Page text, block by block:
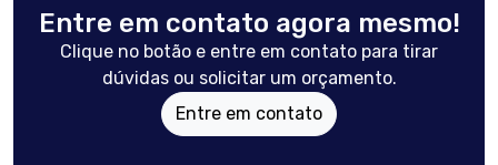
Entre em contato agora mesmo!
Clique no botão e entre em contato para tirar
dúvidas ou solicitar um orçamento.
Entre em contato